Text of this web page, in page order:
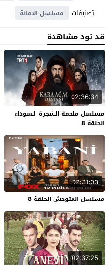
تصنيفات مسلسل الامانة
قد تود مشاهدة
02:36:34
مسلسل ملحمة الشجرة السوداء
الحلقة 8
02:31:03
مسلسل المتوحش الحلقة 8
02:37:25